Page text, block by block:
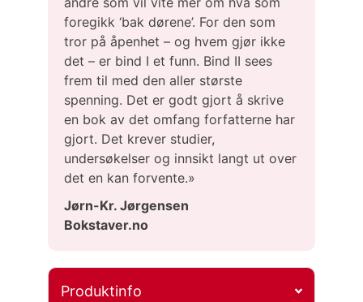
foregikk ‘bak dørene’. For den som
tror på åpenhet – og hvem gjør ikke
det – er bind I et funn. Bind II sees
frem til med den aller største
spenning. Det er godt gjort å skrive
en bok av det omfang forfatterne har
gjort. Det krever studier,
undersøkelser og innsikt langt ut over
det en kan forvente.»
Jørn-Kr. Jørgensen
Bokstaver.no
Produktinfo